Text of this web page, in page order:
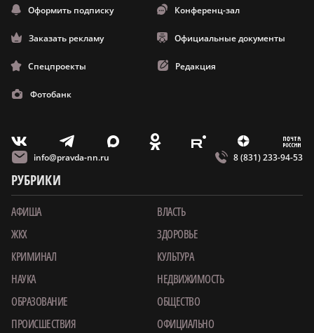
Оформить подписку Конференц-зал
Заказать рекламу Официальные документы
Спецпроекты Редакция
Фотобанк
V T X O E Z m
info@pravda-nn.ru 8 (831) 233-94-53
РУБРИКИ
АФИША
ВЛАСТЬ
ЖКХ
ЗДОРОВЬЕ
КРИМИНАЛ
КУЛЬТУРА
НАУКА
НЕДВИЖИМОСТЬ
ОБРАЗОВАНИЕ
ОБЩЕСТВО
ПРОИСШЕСТВИЯ
ОФИЦИАЛЬНО